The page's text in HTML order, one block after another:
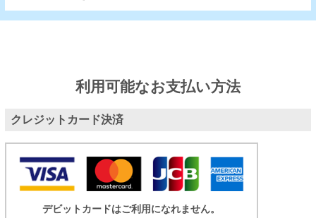
利用可能なお支払い方法
クレジットカード決済
デビットカードはご利用になれません。